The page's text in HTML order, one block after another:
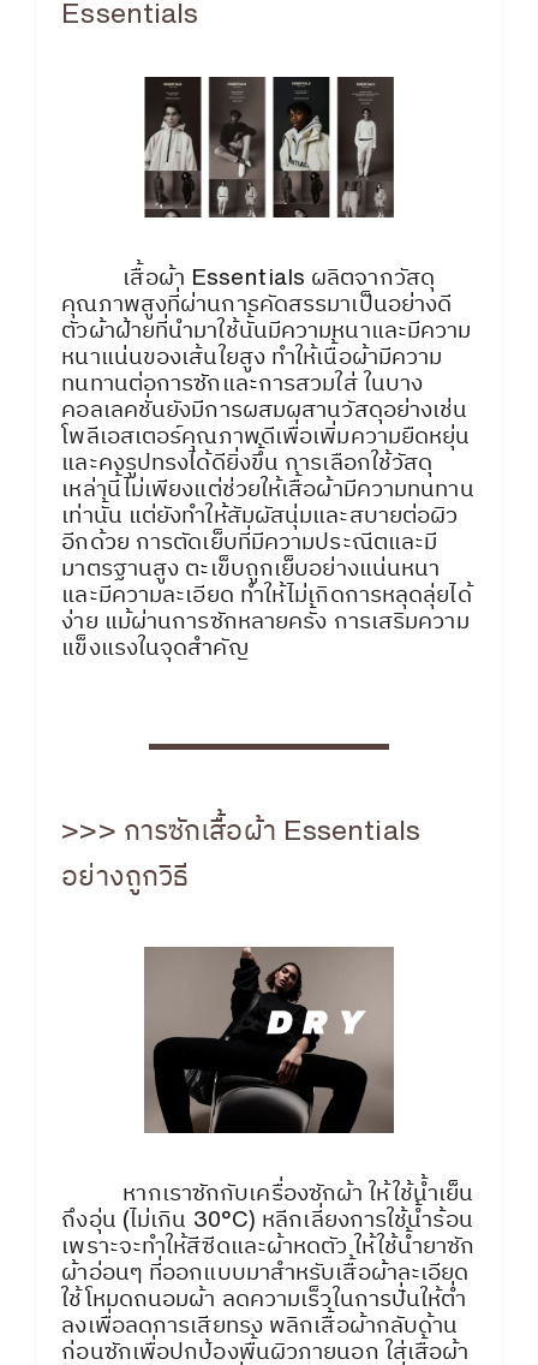
Essentials
เสื้อผ้า Essentials ผลิตจากวัสดุ
คุณภาพสูงที่ผ่านการคัดสรรมาเป็นอย่างดี
ตัวผ้าฝ้ายที่นำมาใช้นั้นมีความหนาและมีความ
หนาแน่นของเส้นใยสูง ทำให้เนื้อผ้ามีความ
ทนทานต่อการซักและการสวมใส่ ในบาง
คอลเลคชั่นยังมีการผสมผสานวัสดุอย่างเช่น
โพลีเอสเตอร์คุณภาพดีเพื่อเพิ่มความยืดหยุ่น
และคงรูปทรงได้ดียิ่งขึ้น การเลือกใช้วัสดุ
เหล่านี้ไม่เพียงแต่ช่วยให้เสื้อผ้ามีความทนทาน
เท่านั้น แต่ยังทำให้สัมผัสนุ่มและสบายต่อผิว
อีกด้วย การตัดเย็บที่มีความประณีตและมี
มาตรฐานสูง ตะเข็บถูกเย็บอย่างแน่นหนา
และมีความละเอียด ทำให้ไม่เกิดการหลุดลุ่ยได้
ง่าย แม้ผ่านการซักหลายครั้ง การเสริมความ
แข็งแรงในจุดสำคัญ
>>> การซักเสื้อผ้า Essentials
อย่างถูกวิธี
หากเราซักกับเครื่องซักผ้า ให้ใช้น้ำเย็น
ถึงอุ่น (ไม่เกิน 30°C) หลีกเลี่ยงการใช้น้ำร้อน
เพราะจะทำให้สีซีดและผ้าหดตัว ให้ใช้น้ำยาซัก
ผ้าอ่อนๆ ที่ออกแบบมาสำหรับเสื้อผ้าละเอียด
ใช้โหมดถนอมผ้า ลดความเร็วในการปั่นให้ต่ำ
ลงเพื่อลดการเสียทรง พลิกเสื้อผ้ากลับด้าน
ก่อนซักเพื่อปกป้องพื้นผิวภายนอก ใส่เสื้อผ้า